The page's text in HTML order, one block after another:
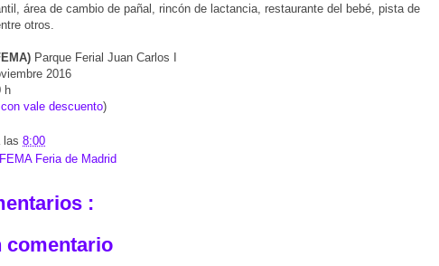
área de cambio de pañal, rincón de lactancia, restaurante del bebé, pista de
otros.
Parque Ferial Juan Carlos I
2016
h
vale descuento)
las 8:00
IFEMA Feria de Madrid
:
comentario